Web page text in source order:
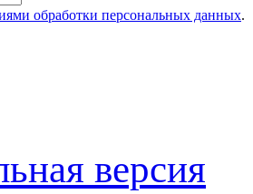
обработки персональных данных.
версия